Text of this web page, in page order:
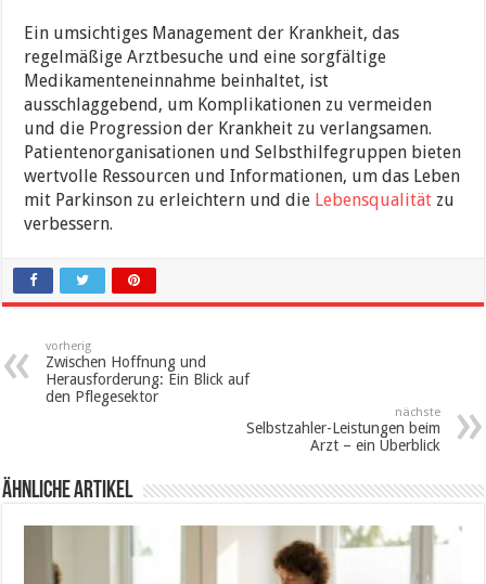
Ein umsichtiges Management der Krankheit, das
regelmäßige Arztbesuche und eine sorgfältige
Medikamenteneinnahme beinhaltet, ist
ausschlaggebend, um Komplikationen zu vermeiden
und die Progression der Krankheit zu verlangsamen.
Patientenorganisationen und Selbsthilfegruppen bieten
wertvolle Ressourcen und Informationen, um das Leben
mit Parkinson zu erleichtern und die Lebensqualität zu
verbessern.
vorherig
Zwischen Hoffnung und
Herausforderung: Ein Blick auf
den Pflegesektor
nächste
Selbstzahler-Leistungen beim
Arzt – ein Überblick
ähnliche Artikel